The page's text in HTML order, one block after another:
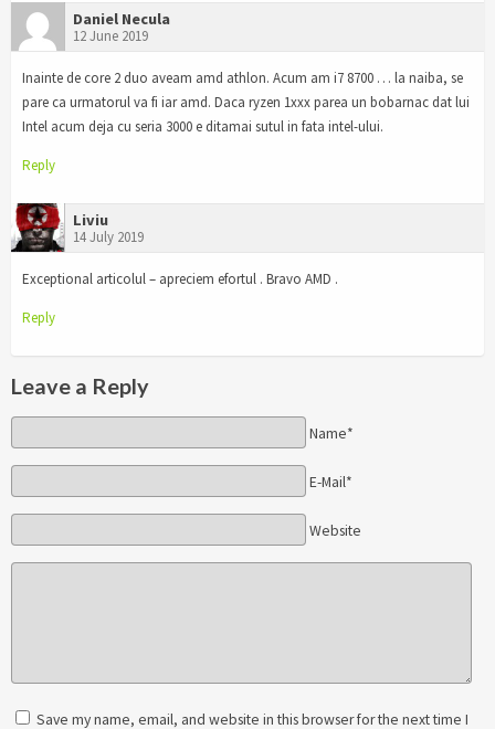
Daniel Necula
12 June 2019
Inainte de core 2 duo aveam amd athlon. Acum am i7 8700 … la naiba, se
pare ca urmatorul va fi iar amd. Daca ryzen 1xxx parea un bobarnac dat lui
Intel acum deja cu seria 3000 e ditamai sutul in fata intel-ului.
Reply
Liviu
14 July 2019
Exceptional articolul – apreciem efortul . Bravo AMD .
Reply
Leave a Reply
Name*
E-Mail*
Website
Save my name, email, and website in this browser for the next time I